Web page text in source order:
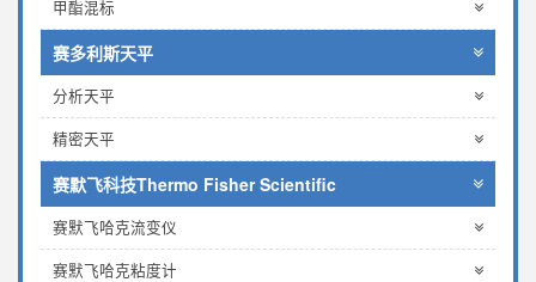
甲酯混标
赛多利斯天平
分析天平
精密天平
赛默飞科技Thermo Fisher Scientific
赛默飞哈克流变仪
赛默飞哈克粘度计